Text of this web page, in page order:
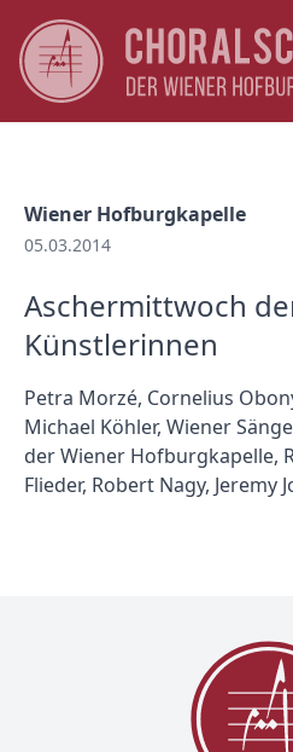
Wiener Hofburgkapelle
05.03.2014
Aschermittwoch
Künstlerinnen
Petra Morzé, Cornelius
Michael Köhler, Wiener
der Wiener Hofburgkapelle,
Flieder, Robert Nagy, Jeremy